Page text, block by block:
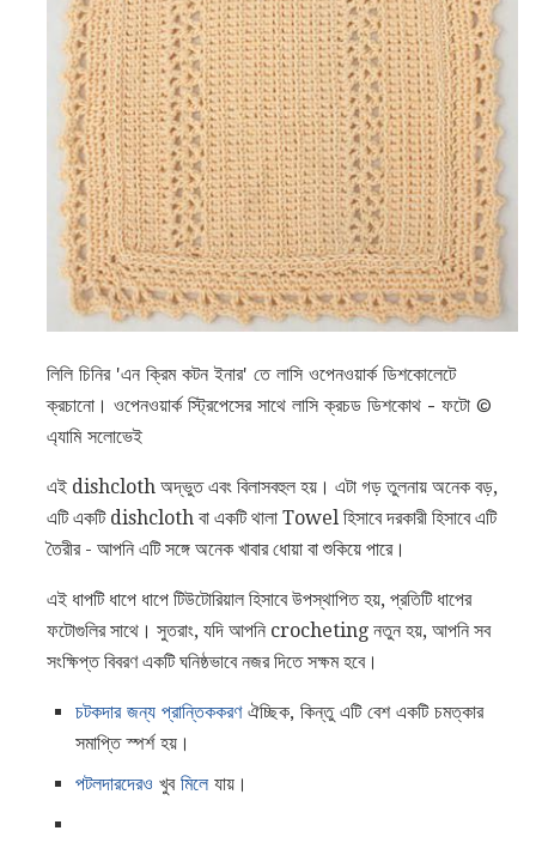
লিলি চিনির 'এন ক্রিম কটন ইনার' তে লাসি ওপেনওয়ার্ক ডিশকোলেটে
ক্রচানো। ওপেনওয়ার্ক স্ট্রিপেসের সাথে লাসি ক্রচড ডিশকোথ - ফটো ©
এ্যামি সলোভেই
এই dishcloth অদ্ভুত এবং বিলাসবহুল হয়। এটা গড় তুলনায় অনেক বড়,
এটি একটি dishcloth বা একটি থালা Towel হিসাবে দরকারী হিসাবে এটি
তৈরীর - আপনি এটি সঙ্গে অনেক খাবার ধোয়া বা শুকিয়ে পারে।
এই ধাপটি ধাপে ধাপে টিউটোরিয়াল হিসাবে উপস্থাপিত হয়, প্রতিটি ধাপের
ফটোগুলির সাথে। সুতরাং, যদি আপনি crocheting নতুন হয়, আপনি সব
সংক্ষিপ্ত বিবরণ একটি ঘনিষ্ঠভাবে নজর দিতে সক্ষম হবে।
চটকদার জন্য প্রান্তিককরণঐচ্ছিক, কিন্তু এটি বেশ একটি চমত্কার
সমাপ্তি স্পর্শ হয়।
পটলদারদেরও খুব মিলেযায়।